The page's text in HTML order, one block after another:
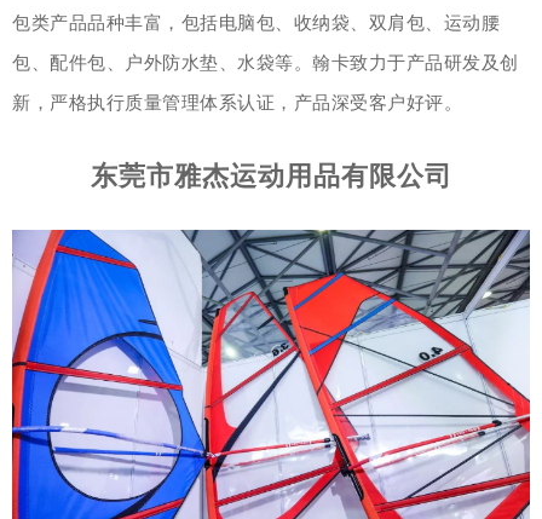
包类产品品种丰富，包括电脑包、收纳袋、双肩包、运动腰
包、配件包、户外防水垫、水袋等。翰卡致力于产品研发及创
新，严格执行质量管理体系认证，产品深受客户好评。
东莞市雅杰运动用品有限公司